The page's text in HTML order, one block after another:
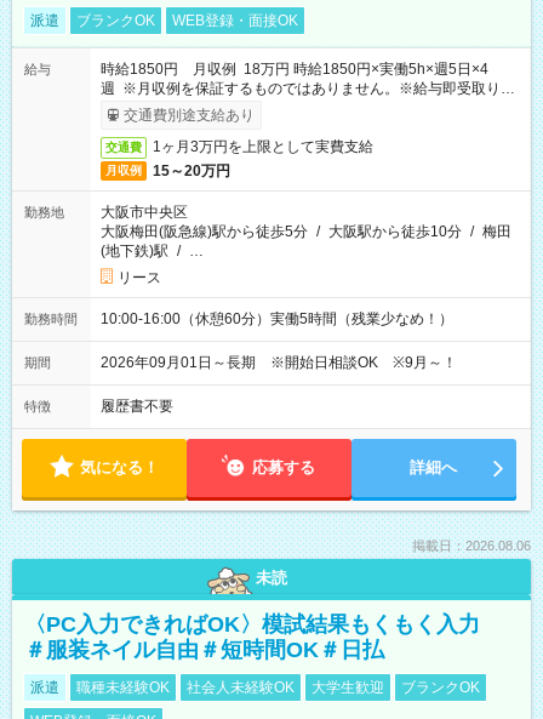
派遣 ブランクOK WEB登録・面接OK
給与
時給1850円 月収例 18万円 時給1850円×実働5h×週5日×4
週 ※月収例を保証するものではありません。※給与即受取りサ
ービス利用可（利用条件有）
交通費別途支給あり
交通費 1ヶ月3万円を上限として実費支給
月収例 15～20万円
勤務地
大阪市中央区
大阪梅田(阪急線)駅から徒歩5分 / 大阪駅から徒歩10分 / 梅田
(地下鉄)駅 / …
リース
勤務時間 10:00-16:00（休憩60分）実働5時間（残業少なめ！）
期間 2026年09月01日～長期 ※開始日相談OK ※9月～！
特徴 履歴書不要
気になる！ 応募する 詳細へ
掲載日：2026.08.06
未読
〈PC入力できればOK〉模試結果もくもく入力
＃服装ネイル自由＃短時間OK＃日払
派遣 職種未経験OK 社会人未経験OK 大学生歓迎
ブランクOK